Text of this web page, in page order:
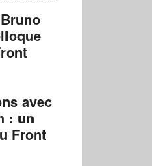
avec
: un
Front